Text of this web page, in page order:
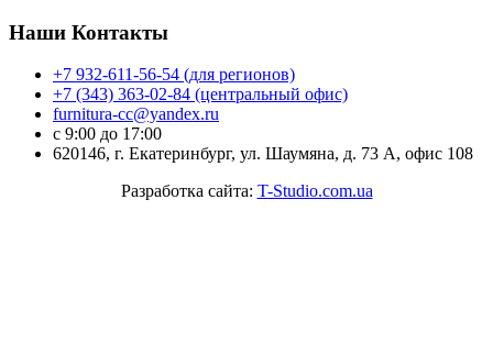
Наши Контакты
+7 932-611-56-54 (для регионов)
+7 (343) 363-02-84 (центральный офис)
furnitura-cc@yandex.ru
с 9:00 до 17:00
620146, г. Екатеринбург, ул. Шаумяна, д. 73 А, офис 108
Разработка сайта: T-Studio.com.ua